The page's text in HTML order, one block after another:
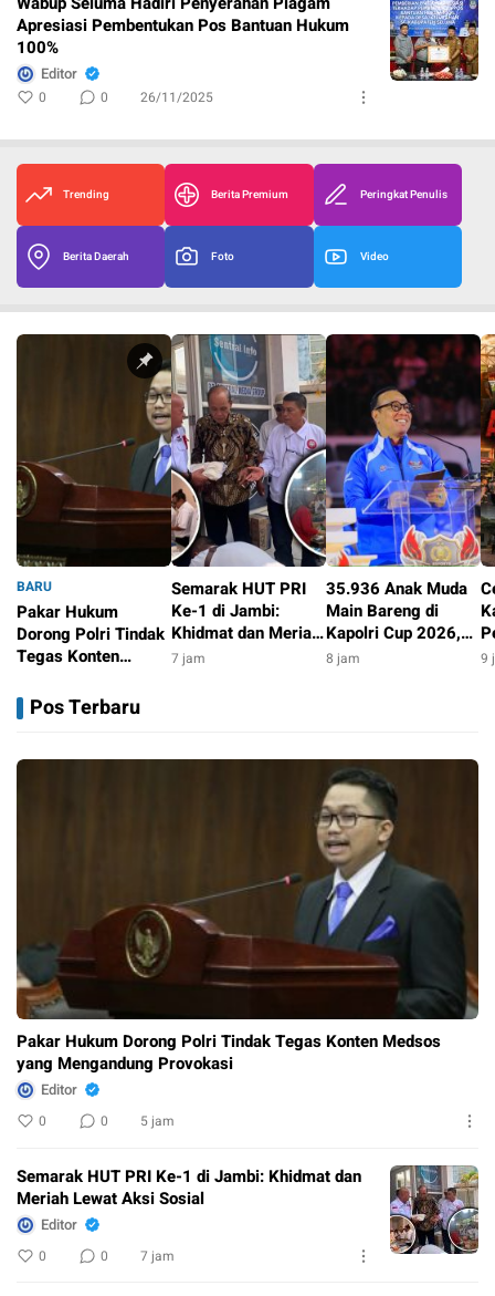
Apresiasi Pembentukan Pos Bantuan Hukum
100%
Editor
0 0 26/11/2025
Trending Berita Premium Peringkat Penulis
Berita Daerah Foto Video
BARU
Pakar Hukum
Dorong Polri Tindak
Tegas Konten
Mengandung
Provokasi
Semarak HUT PRI
Ke-1 di Jambi:
Khidmat dan Meriah
Lewat Aksi Sosial
7 jam
35.936 Anak Muda
Main Bareng di
Kapolri Cup 2026,
Wakapolri: Jangan
8 jam 9
Pos Terbaru
Pakar Hukum Dorong Polri Tindak Tegas Konten Medsos
yang Mengandung Provokasi
Editor
0 0 5 jam
Semarak HUT PRI Ke-1 di Jambi: Khidmat dan
Meriah Lewat Aksi Sosial
Editor
0 0 7 jam